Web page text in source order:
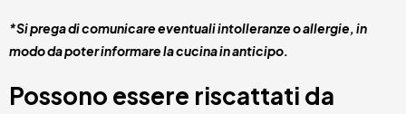
*Si prega di comunicare eventuali intolleranze o allergie, in
modo da poter informare la cucina in anticipo.
Possono essere riscattati da